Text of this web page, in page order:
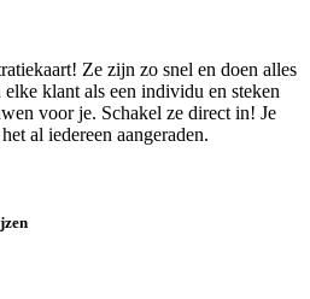
Ze zijn zo snel en doen alles
klant als een individu en steken
voor je. Schakel ze direct in! Je
al iedereen aangeraden.